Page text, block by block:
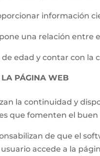
información
una relación entre
edad y contar con
PÁGINA WEB
la continuidad y
que fomenten el
de que el
accede a la